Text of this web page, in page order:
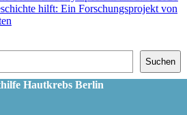
hilft: Ein Forschungsprojekt von
Suchen
Hautkrebs Berlin